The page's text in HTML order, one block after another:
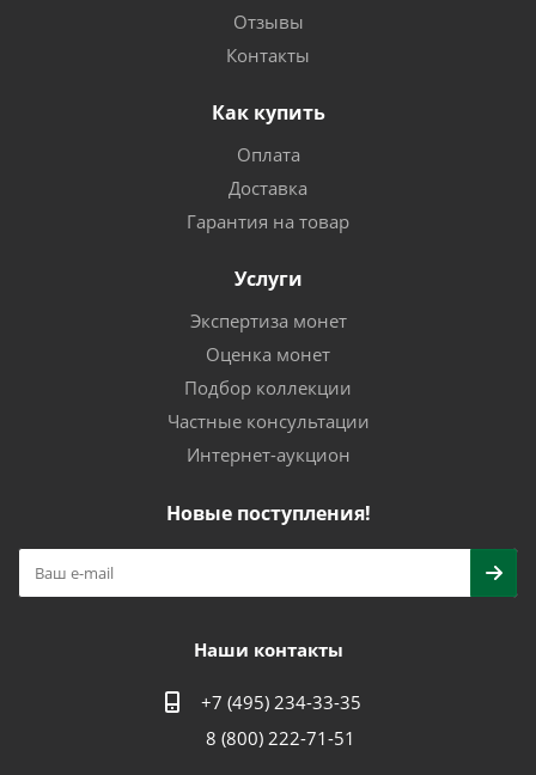
Отзывы
Контакты
Как купить
Оплата
Доставка
Гарантия на товар
Услуги
Экспертиза монет
Оценка монет
Подбор коллекции
Частные консультации
Интернет-аукцион
Новые поступления!
Наши контакты
+7 (495) 234-33-35
8 (800) 222-71-51